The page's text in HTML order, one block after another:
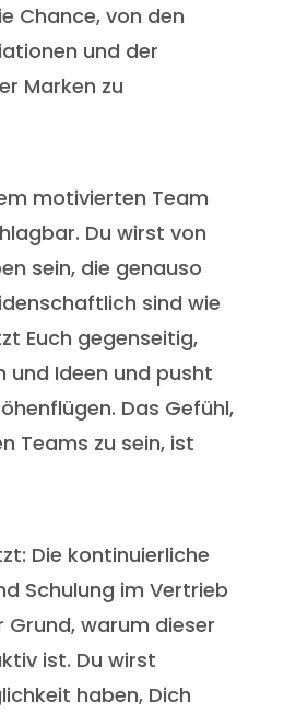
Chance, von den
und der
Marken zu
motivierten Team
Du wirst von
sein, die genauso
sind wie
Euch gegenseitig,
und Ideen und pusht
Das Gefühl,
Teams zu sein, ist
Die kontinuierliche
Schulung im Vertrieb
Grund, warum dieser
ist. Du wirst
haben, Dich